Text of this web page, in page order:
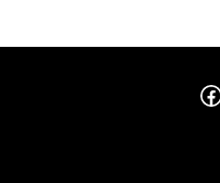
Facebook ville de seraing